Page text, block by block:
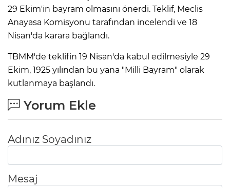
29 Ekim'in bayram olmasını önerdi. Teklif, Meclis
Anayasa Komisyonu tarafından incelendi ve 18
Nisan'da karara bağlandı.
TBMM'de teklifin 19 Nisan'da kabul edilmesiyle 29
Ekim, 1925 yılından bu yana "Milli Bayram" olarak
kutlanmaya başlandı.
Yorum Ekle
Adınız Soyadınız
Mesaj